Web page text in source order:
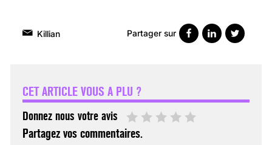
Killian Partager sur
CET ARTICLE VOUS A PLU ?
Donnez nous votre avis
Partagez vos commentaires.